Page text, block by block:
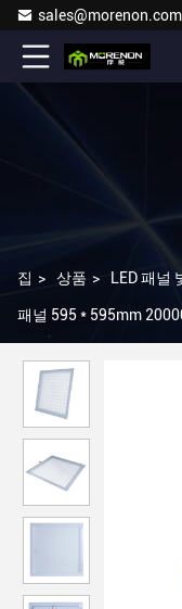
sales@morenon.com
집 > 상품 > LED 패널
패널 595 * 595mm